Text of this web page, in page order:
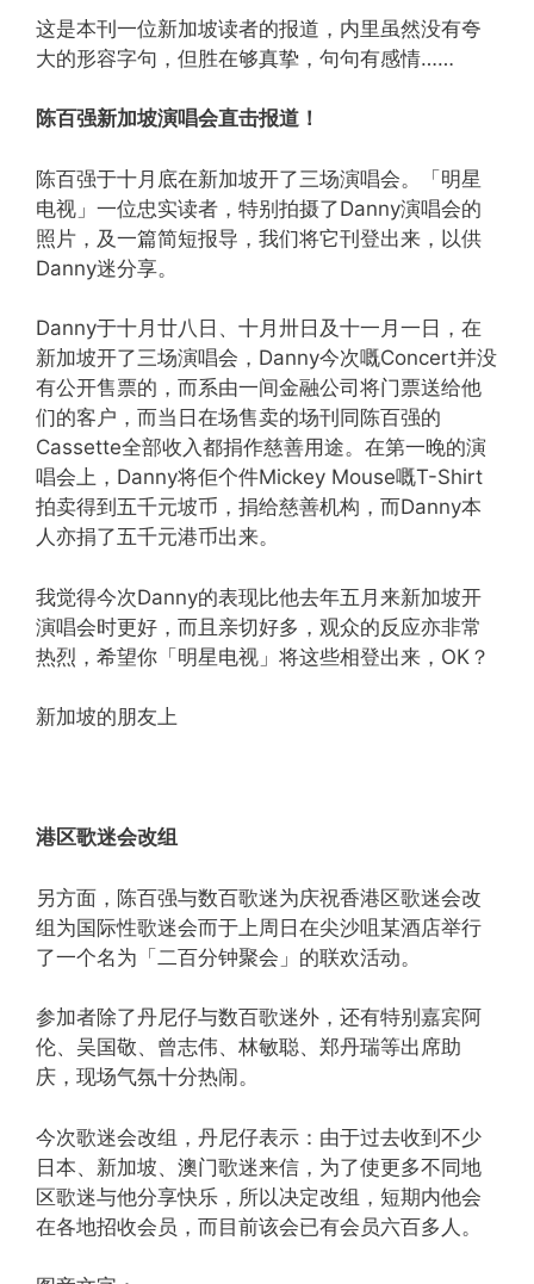
这是本刊一位新加坡读者的报道，内里虽然没有夸
大的形容字句，但胜在够真挚，句句有感情……
陈百强新加坡演唱会直击报道！
陈百强于十月底在新加坡开了三场演唱会。「明星
电视」一位忠实读者，特别拍摄了Danny演唱会的
照片，及一篇简短报导，我们将它刊登出来，以供
Danny迷分享。
Danny于十月廿八日、十月卅日及十一月一日，在
新加坡开了三场演唱会，Danny今次嘅Concert并没
有公开售票的，而系由一间金融公司将门票送给他
们的客户，而当日在场售卖的场刊同陈百强的
Cassette全部收入都捐作慈善用途。在第一晚的演
唱会上，Danny将佢个件Mickey Mouse嘅T-Shirt
拍卖得到五千元坡币，捐给慈善机构，而Danny本
人亦捐了五千元港币出来。
我觉得今次Danny的表现比他去年五月来新加坡开
演唱会时更好，而且亲切好多，观众的反应亦非常
热烈，希望你「明星电视」将这些相登出来，OK？
新加坡的朋友上
港区歌迷会改组
另方面，陈百强与数百歌迷为庆祝香港区歌迷会改
组为国际性歌迷会而于上周日在尖沙咀某酒店举行
了一个名为「二百分钟聚会」的联欢活动。
参加者除了丹尼仔与数百歌迷外，还有特别嘉宾阿
伦、吴国敬、曾志伟、林敏聪、郑丹瑞等出席助
庆，现场气氛十分热闹。
今次歌迷会改组，丹尼仔表示：由于过去收到不少
日本、新加坡、澳门歌迷来信，为了使更多不同地
区歌迷与他分享快乐，所以决定改组，短期内他会
在各地招收会员，而目前该会已有会员六百多人。